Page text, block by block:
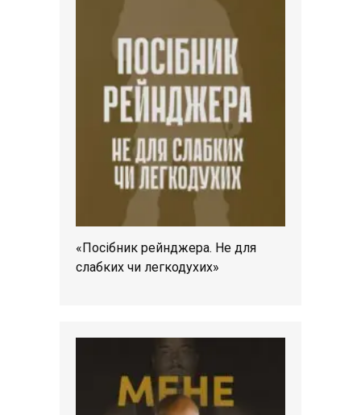
«Посібник рейнджера. Не для
слабких чи легкодухих»